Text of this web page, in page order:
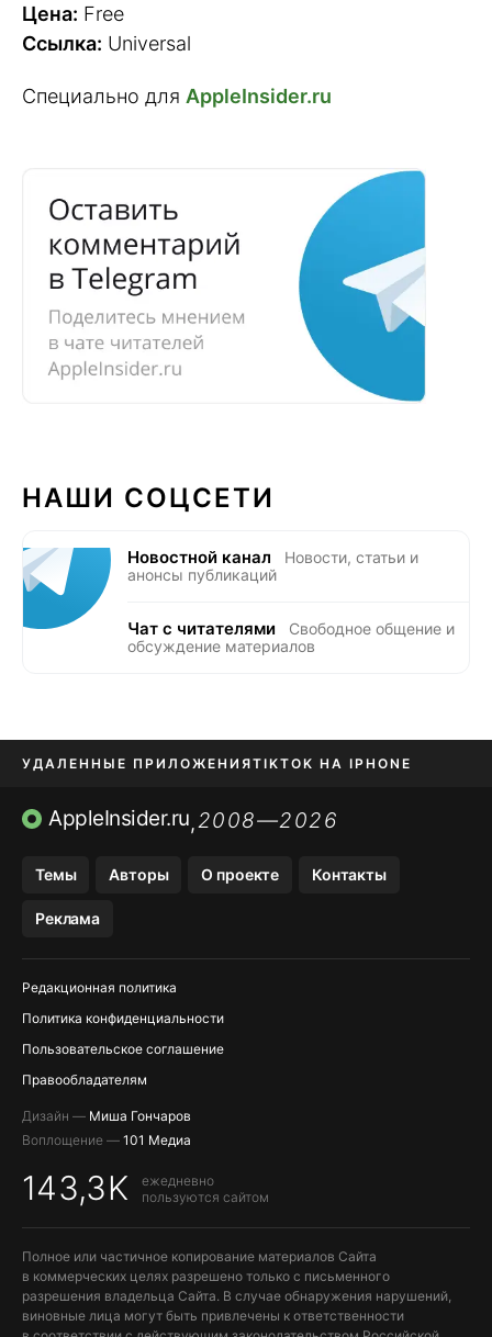
Цена: Free
Ссылка: Universal
Специально для AppleInsider.ru
НАШИ СОЦСЕТИ
Новостной канал
Новости, статьи и
анонсы публикаций
Чат с читателями
Свободное общение и
обсуждение материалов
УДАЛЕННЫЕ ПРИЛОЖЕНИЯTIKTOK НА IPHONE
ПРИЛОЖЕНИЯ БЕЗ APP STORE
AppleInsider.ru,2008—2026
Темы Авторы О проекте Контакты
Реклама
Редакционная политика
Политика конфиденциальности
Пользовательское соглашение
Правообладателям
Дизайн — Миша Гончаров
Воплощение — 101 Медиа
143,3K
ежедневно
пользуются сайтом
Полное или частичное копирование материалов Сайта
в коммерческих целях разрешено только с письменного
разрешения владельца Сайта. В случае обнаружения нарушений,
виновные лица могут быть привлечены к ответственности